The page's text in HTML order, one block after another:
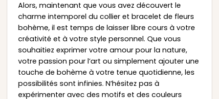
Alors, maintenant que vous avez découvert le
charme intemporel du collier et bracelet de fleurs
bohème, il est temps de laisser libre cours à votre
créativité et à votre style personnel. Que vous
souhaitiez exprimer votre amour pour la nature,
votre passion pour l’art ou simplement ajouter une
touche de bohème à votre tenue quotidienne, les
possibilités sont infinies. N’hésitez pas à
expérimenter avec des motifs et des couleurs